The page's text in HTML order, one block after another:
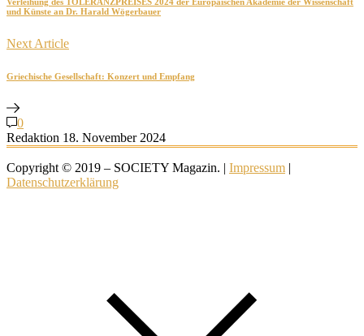
und Künste an Dr. Harald Wögerbauer
Next Article
Griechische Gesellschaft: Konzert und Empfang
0
Redaktion 18. November 2024
Copyright © 2019 – SOCIETY Magazin. | Impressum |
Datenschutzerklärung